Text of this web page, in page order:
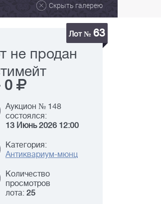
Скрыть галерею
Лот № 63
не продан
0
Аукцион № 148
состоялся:
13 Июнь 2026 12:00
Категория:
Антиквариум-мюнц
Количество
просмотров
лота: 25